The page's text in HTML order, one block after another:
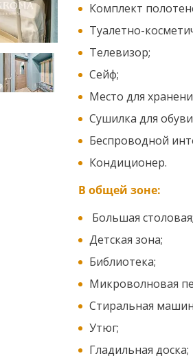
Комплект
Туалетно-
Телевизор;
Сейф;
Место для
Сушилка для
Беспроводной
Кондиционер.
В общей зоне:
Большая столовая;
Детская зона;
Библиотека;
Микроволновая
Стиральная
Утюг;
Гладильная доска;